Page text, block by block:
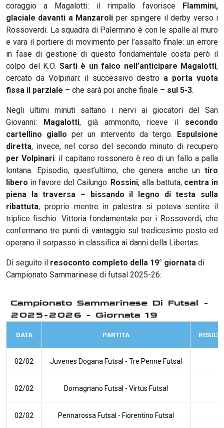
coraggio a Magalotti: il rimpallo favorisce Flammini,
glaciale davanti a Manzaroli per spingere il derby verso i
Rossoverdi. La squadra di Palermino è con le spalle al muro
e vara il portiere di movimento per l’assalto finale: un errore
in fase di gestione di questo fondamentale costa però il
colpo del K.O. Sarti è un falco nell’anticipare Magalotti,
cercato da Volpinari: il successivo destro a porta vuota
fissa il parziale – che sarà poi anche finale – sul 5-3.
Negli ultimi minuti saltano i nervi ai giocatori del San
Giovanni: Magalotti, già ammonito, riceve il secondo
cartellino giallo per un intervento da tergo. Espulsione
diretta, invece, nel corso del secondo minuto di recupero
per Volpinari: il capitano rossonero è reo di un fallo a palla
lontana. Episodio, quest’ultimo, che genera anche un tiro
libero in favore del Cailungo: Rossini, alla battuta, centra in
piena la traversa – bissando il legno di testa sulla
ribattuta, proprio mentre in palestra si poteva sentire il
triplice fischio. Vittoria fondamentale per i Rossoverdi, che
confermano tre punti di vantaggio sul tredicesimo posto ed
operano il sorpasso in classifica ai danni della Libertas.
Di seguito il resoconto completo della 19° giornata di
Campionato Sammarinese di futsal 2025-26:
Campionato Sammarinese Di Futsal -
2025-2026 - Giornata 19
DATA PARTITA
02/02 Juvenes Dogana Futsal - Tre Penne Futsal
02/02 Domagnano Futsal - Virtus Futsal
02/02 Pennarossa Futsal - Fiorentino Futsal